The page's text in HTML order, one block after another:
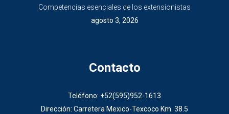
Competencias esenciales de los extensionistas
agosto 3, 2026
Contacto
Teléfono: +52(595)952-1613
Dirección: Carretera Mexico-Texcoco Km. 38.5